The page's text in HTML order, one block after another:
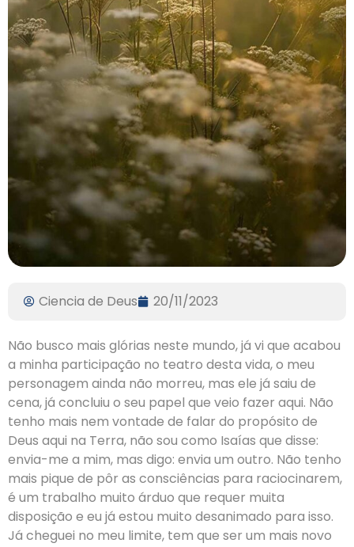
Ciencia de Deus 20/11/2023
Não busco mais glórias neste mundo, já vi que acabou
a minha participação no teatro desta vida, o meu
personagem ainda não morreu, mas ele já saiu de
cena, já concluiu o seu papel que veio fazer aqui. Não
tenho mais nem vontade de falar do propósito de
Deus aqui na Terra, não sou como Isaías que disse:
envia-me a mim, mas digo: envia um outro. Não tenho
mais pique de pôr as consciências para raciocinarem,
é um trabalho muito árduo que requer muita
disposição e eu já estou muito desanimado para isso.
Já cheguei no meu limite, tem que ser um mais novo